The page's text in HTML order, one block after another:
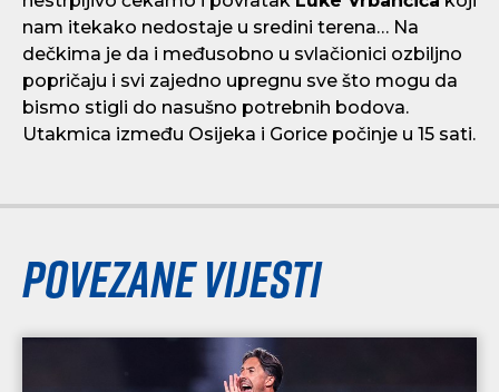
nam itekako nedostaje u sredini terena… Na
dečkima je da i međusobno u svlačionici ozbiljno
popričaju i svi zajedno upregnu sve što mogu da
bismo stigli do nasušno potrebnih bodova.
Utakmica između Osijeka i Gorice počinje u 15 sati.
Povezane vijesti